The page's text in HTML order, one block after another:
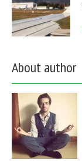
About author